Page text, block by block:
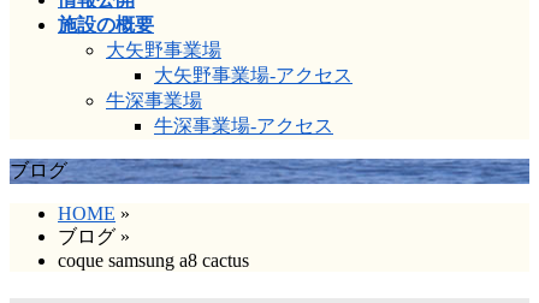
施設の概要
大矢野事業場
大矢野事業場-アクセス
牛深事業場
牛深事業場-アクセス
ブログ
HOME »
ブログ »
coque samsung a8 cactus